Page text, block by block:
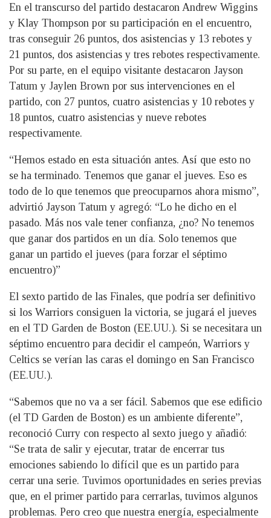
En el transcurso del partido destacaron Andrew Wiggins
y Klay Thompson por su participación en el encuentro,
tras conseguir 26 puntos, dos asistencias y 13 rebotes y
21 puntos, dos asistencias y tres rebotes respectivamente.
Por su parte, en el equipo visitante destacaron Jayson
Tatum y Jaylen Brown por sus intervenciones en el
partido, con 27 puntos, cuatro asistencias y 10 rebotes y
18 puntos, cuatro asistencias y nueve rebotes
respectivamente.
“Hemos estado en esta situación antes. Así que esto no
se ha terminado. Tenemos que ganar el jueves. Eso es
todo de lo que tenemos que preocuparnos ahora mismo”,
advirtió Jayson Tatum y agregó: “Lo he dicho en el
pasado. Más nos vale tener confianza, ¿no? No tenemos
que ganar dos partidos en un día. Solo tenemos que
ganar un partido el jueves (para forzar el séptimo
encuentro)”
El sexto partido de las Finales, que podría ser definitivo
si los Warriors consiguen la victoria, se jugará el jueves
en el TD Garden de Boston (EE.UU.). Si se necesitara un
séptimo encuentro para decidir el campeón, Warriors y
Celtics se verían las caras el domingo en San Francisco
(EE.UU.).
“Sabemos que no va a ser fácil. Sabemos que ese edificio
(el TD Garden de Boston) es un ambiente diferente”,
reconoció Curry con respecto al sexto juego y añadió:
“Se trata de salir y ejecutar, tratar de encerrar tus
emociones sabiendo lo difícil que es un partido para
cerrar una serie. Tuvimos oportunidades en series previas
que, en el primer partido para cerrarlas, tuvimos algunos
problemas. Pero creo que nuestra energía, especialmente